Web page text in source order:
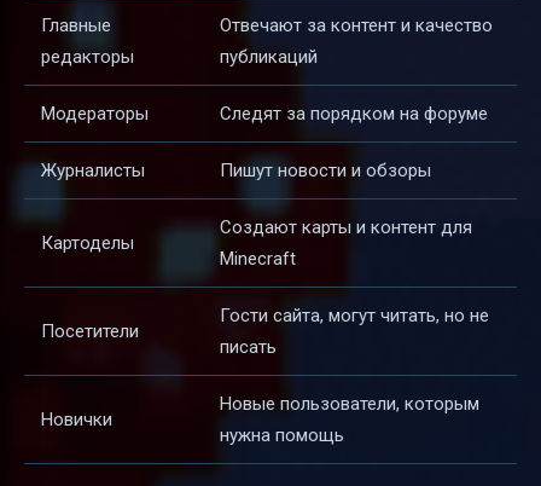
Главные
редакторы
Отвечают за контент и качество
публикаций
Модераторы Следят за порядком на форуме
Журналисты Пишут новости и обзоры
Картоделы
Создают карты и контент для
Minecraft
Посетители
Гости сайта, могут читать, но не
писать
Новички
Новые пользователи, которым
нужна помощь